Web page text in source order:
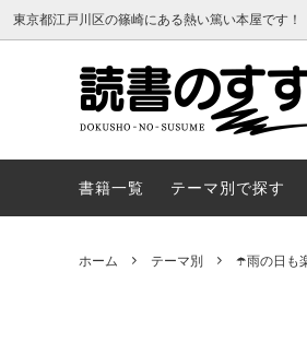
東京都江戸川区の篠崎にある熱い篤い本屋です！
書籍一覧 テーマ別で探す
ホーム テーマ別 ☂️雨の日も